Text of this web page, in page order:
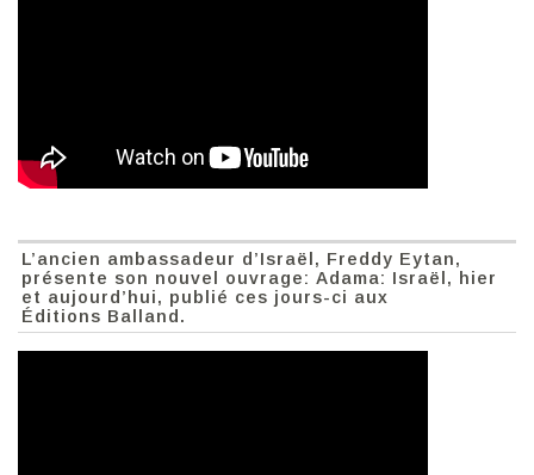
L’ancien ambassadeur d’Israël, Freddy Eytan,
présente son nouvel ouvrage: Adama: Israël, hier
et aujourd’hui, publié ces jours-ci aux
Éditions Balland.